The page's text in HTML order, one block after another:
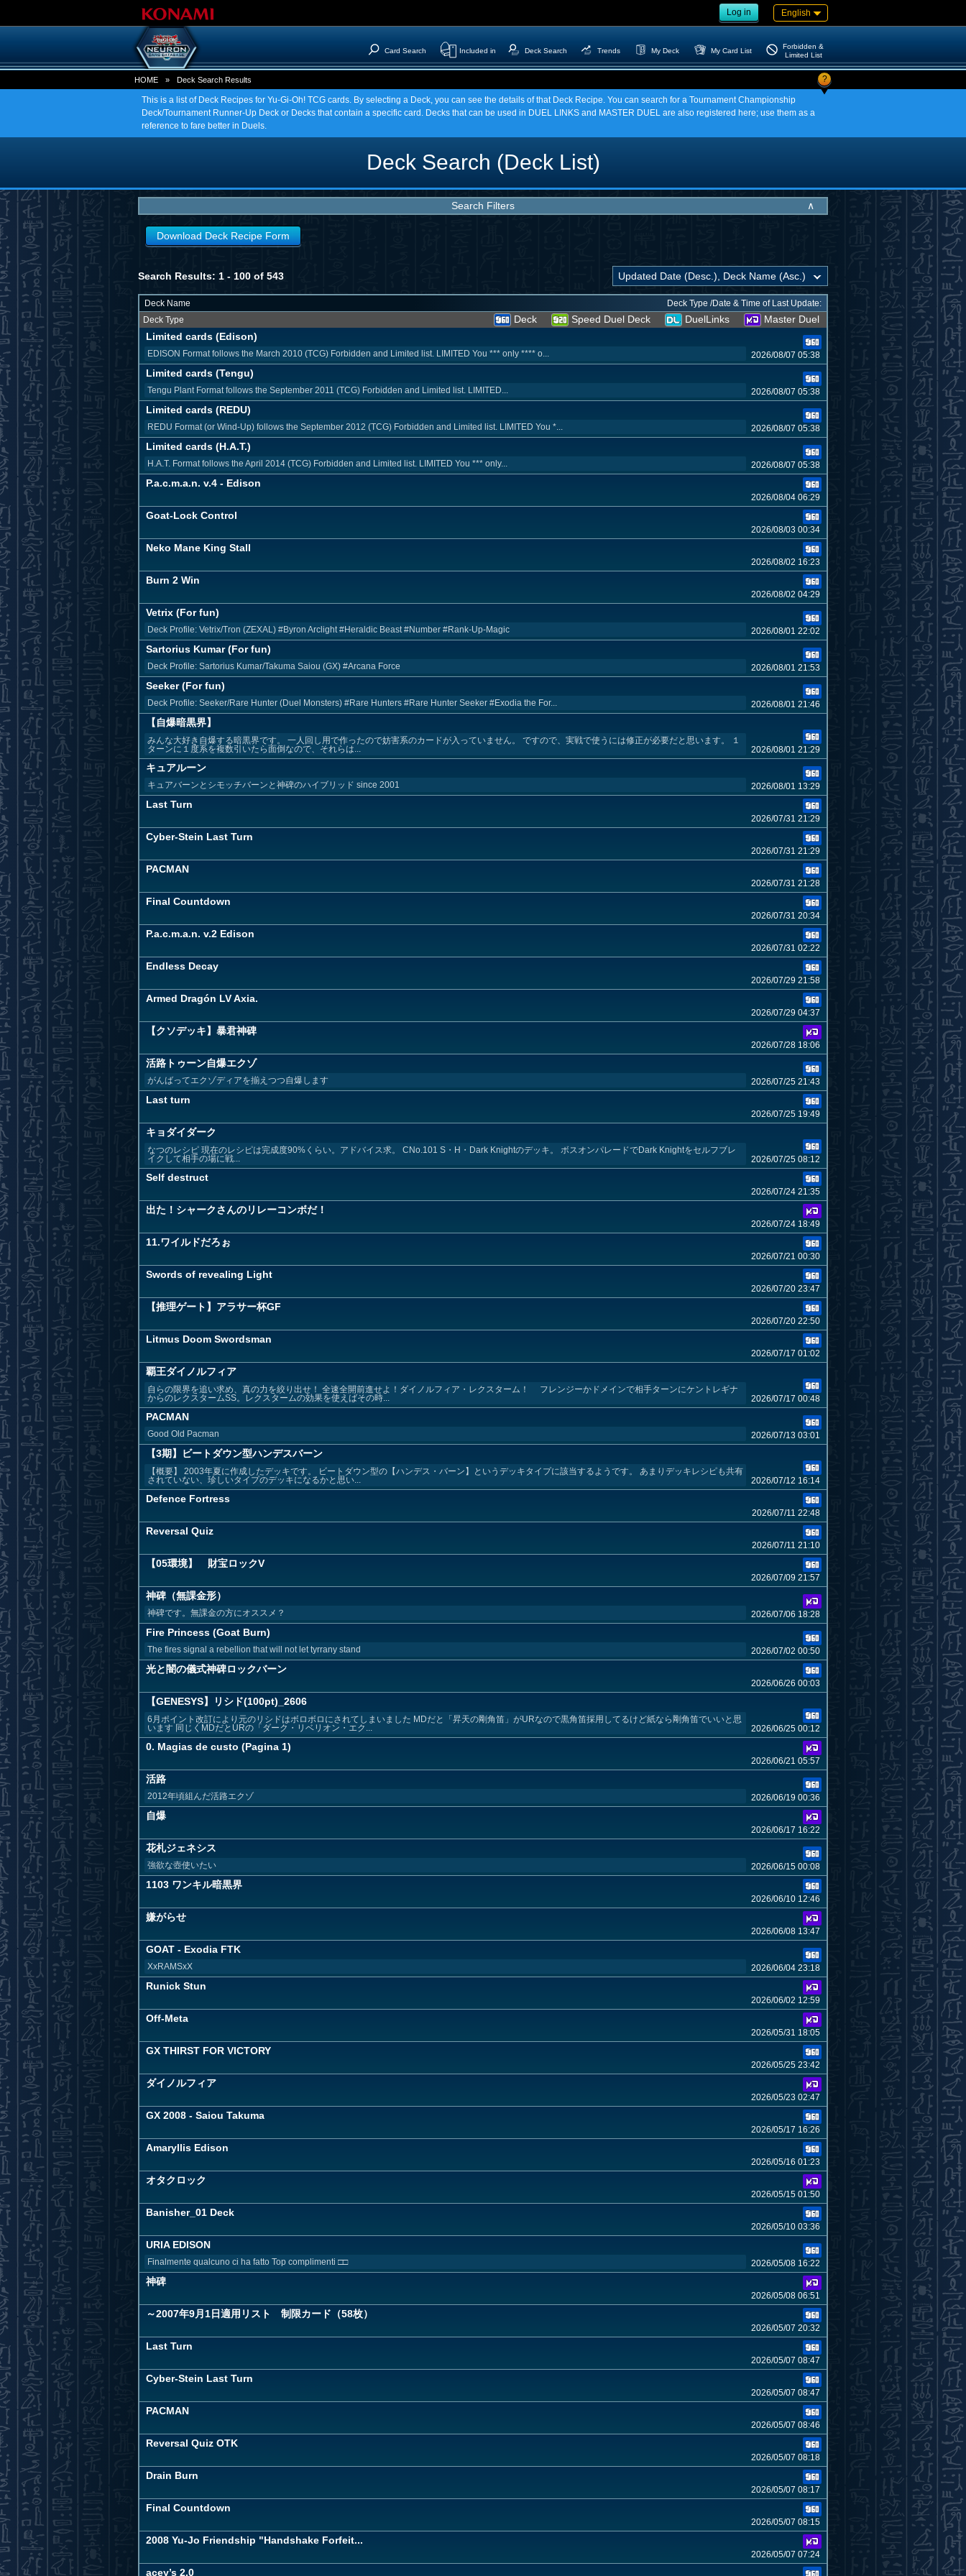
Log in English
Card Search Included in Deck Search Trends My Deck My Card List
Forbidden &
Limited List
HOME » Deck Search Results ?
This is a list of Deck Recipes for Yu-Gi-Oh! TCG cards. By selecting a Deck, you can see the details of that Deck Recipe. You can search for a Tournament Championship
Deck/Tournament Runner-Up Deck or Decks that contain a specific card. Decks that can be used in DUEL LINKS and MASTER DUEL are also registered here; use them as a
reference to fare better in Duels.
Deck Search (Deck List)
Search Filters ∧
Download Deck Recipe Form
Search Results: 1 - 100 of 543
Deck Name
Deck Type /Date & Time of Last Update:
Deck Type
Deck Speed Duel Deck DuelLinks
Master Duel
Limited cards (Edison)
EDISON Format follows the March 2010 (TCG) Forbidden and Limited list. LIMITED You *** only **** o... 2026/08/07 05:38
Limited cards (Tengu)
Tengu Plant Format follows the September 2011 (TCG) Forbidden and Limited list. LIMITED... 2026/08/07 05:38
Limited cards (REDU)
REDU Format (or Wind-Up) follows the September 2012 (TCG) Forbidden and Limited list. LIMITED You *... 2026/08/07 05:38
Limited cards (H.A.T.)
H.A.T. Format follows the April 2014 (TCG) Forbidden and Limited list. LIMITED You *** only... 2026/08/07 05:38
P.a.c.m.a.n. v.4 - Edison
2026/08/04 06:29
Goat-Lock Control
2026/08/03 00:34
Neko Mane King Stall
2026/08/02 16:23
Burn 2 Win
2026/08/02 04:29
Vetrix (For fun)
Deck Profile: Vetrix/Tron (ZEXAL) #Byron Arclight #Heraldic Beast #Number #Rank-Up-Magic 2026/08/01 22:02
Sartorius Kumar (For fun)
Deck Profile: Sartorius Kumar/Takuma Saiou (GX) #Arcana Force 2026/08/01 21:53
Seeker (For fun)
Deck Profile: Seeker/Rare Hunter (Duel Monsters) #Rare Hunters #Rare Hunter Seeker #Exodia the For... 2026/08/01 21:46
【自爆暗黒界】
みんな大好き自爆する暗黒界です。 一人回し用で作ったので妨害系のカードが入っていません。 ですので、実戦で使うには修正が必要だと思います。 １
ターンに１度系を複数引いたら面倒なので、それらは...
2026/08/01 21:29
キュアルーン
キュアバーンとシモッチバーンと神碑のハイブリッド since 2001 2026/08/01 13:29
Last Turn
2026/07/31 21:29
Cyber-Stein Last Turn
2026/07/31 21:29
PACMAN
2026/07/31 21:28
Final Countdown
2026/07/31 20:34
P.a.c.m.a.n. v.2 Edison
2026/07/31 02:22
Endless Decay
2026/07/29 21:58
Armed Dragón LV Axia.
2026/07/29 04:37
【クソデッキ】暴君神碑
2026/07/28 18:06
活路トゥーン自爆エクゾ
がんばってエクゾディアを揃えつつ自爆します 2026/07/25 21:43
Last turn
2026/07/25 19:49
キョダイダーク
なつのレシピ 現在のレシピは完成度90%くらい。アドバイス求。 CNo.101 S・H・Dark Knightのデッキ。 ボスオンパレードでDark Knightをセルフブレ
イクして相手の場に戦...
2026/07/25 08:12
Self destruct
2026/07/24 21:35
出た！シャークさんのリレーコンボだ！
2026/07/24 18:49
11.ワイルドだろぉ
2026/07/21 00:30
Swords of revealing Light
2026/07/20 23:47
【推理ゲート】アラサー杯GF
2026/07/20 22:50
Litmus Doom Swordsman
2026/07/17 01:02
覇王ダイノルフィア
自らの限界を追い求め、真の力を絞り出せ！ 全速全開前進せよ！ダイノルフィア・レクスターム！ フレンジーかドメインで相手ターンにケントレギナ
からのレクスタームSS。レクスタームの効果を使えばその時...
2026/07/17 00:48
PACMAN
Good Old Pacman 2026/07/13 03:01
【3期】ビートダウン型ハンデスバーン
【概要】 2003年夏に作成したデッキです。 ビートダウン型の【ハンデス・バーン】というデッキタイプに該当するようです。 あまりデッキレシピも共有
されていない、珍しいタイプのデッキになるかと思い...
2026/07/12 16:14
Defence Fortress
2026/07/11 22:48
Reversal Quiz
2026/07/11 21:10
【05環境】 財宝ロックV
2026/07/09 21:57
神碑（無課金形）
神碑です。無課金の方にオススメ？ 2026/07/06 18:28
Fire Princess (Goat Burn)
The fires signal a rebellion that will not let tyrrany stand 2026/07/02 00:50
光と闇の儀式神碑ロックバーン
2026/06/26 00:03
【GENESYS】リシド(100pt)_2606
6月ポイント改訂により元のリシドはボロボロにされてしまいました MDだと「昇天の剛角笛」がURなので黒角笛採用してるけど紙なら剛角笛でいいと思
います 同じくMDだとURの「ダーク・リベリオン・エク...
2026/06/25 00:12
0. Magias de custo (Pagina 1)
2026/06/21 05:57
活路
2012年頃組んだ活路エクゾ 2026/06/19 00:36
自爆
2026/06/17 16:22
花札ジェネシス
強欲な壺使いたい 2026/06/15 00:08
1103 ワンキル暗黒界
2026/06/10 12:46
嫌がらせ
2026/06/08 13:47
GOAT - Exodia FTK
XxRAMSxX 2026/06/04 23:18
Runick Stun
2026/06/02 12:59
Off-Meta
2026/05/31 18:05
GX THIRST FOR VICTORY
2026/05/25 23:42
ダイノルフィア
2026/05/23 02:47
GX 2008 - Saiou Takuma
2026/05/17 16:26
Amaryllis Edison
2026/05/16 01:23
オタクロック
2026/05/15 01:50
Banisher_01 Deck
2026/05/10 03:36
URIA EDISON
Finalmente qualcuno ci ha fatto Top complimenti □□ 2026/05/08 16:22
神碑
2026/05/08 06:51
～2007年9月1日適用リスト 制限カード（58枚）
2026/05/07 20:32
Last Turn
2026/05/07 08:47
Cyber-Stein Last Turn
2026/05/07 08:47
PACMAN
2026/05/07 08:46
Reversal Quiz OTK
2026/05/07 08:18
Drain Burn
2026/05/07 08:17
Final Countdown
2026/05/07 08:15
2008 Yu-Jo Friendship "Handshake Forfeit...
2026/05/07 07:24
acey’s 2.0